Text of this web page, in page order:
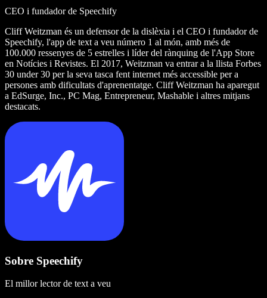
CEO i fundador de Speechify
Cliff Weitzman és un defensor de la dislèxia i el CEO i fundador de
Speechify, l'app de text a veu número 1 al món, amb més de
100.000 ressenyes de 5 estrelles i líder del rànquing de l'App Store
en Notícies i Revistes. El 2017, Weitzman va entrar a la llista Forbes
30 under 30 per la seva tasca fent internet més accessible per a
persones amb dificultats d'aprenentatge. Cliff Weitzman ha aparegut
a EdSurge, Inc., PC Mag, Entrepreneur, Mashable i altres mitjans
destacats.
Sobre Speechify
El millor lector de text a veu